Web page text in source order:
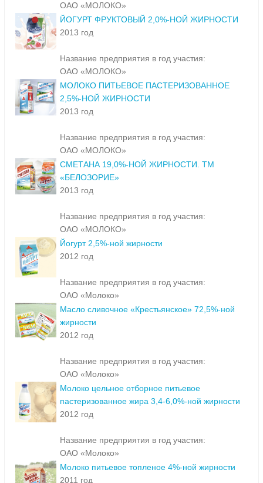
ОАО «МОЛОКО»
ЙОГУРТ ФРУКТОВЫЙ 2,0%-НОЙ ЖИРНОСТИ
2013 год
Название предприятия в год участия:
ОАО «МОЛОКО»
МОЛОКО ПИТЬЕВОЕ ПАСТЕРИЗОВАННОЕ
2,5%-НОЙ ЖИРНОСТИ
2013 год
Название предприятия в год участия:
ОАО «МОЛОКО»
СМЕТАНА 19,0%-НОЙ ЖИРНОСТИ. ТМ
«БЕЛОЗОРИЕ»
2013 год
Название предприятия в год участия:
ОАО «МОЛОКО»
Йогурт 2,5%-ной жирности
2012 год
Название предприятия в год участия:
ОАО «Молоко»
Масло сливочное «Крестьянское» 72,5%-ной
жирности
2012 год
Название предприятия в год участия:
ОАО «Молоко»
Молоко цельное отборное питьевое
пастеризованное жира 3,4-6,0%-ной жирности
2012 год
Название предприятия в год участия:
ОАО «Молоко»
Молоко питьевое топленое 4%-ной жирности
2011 год